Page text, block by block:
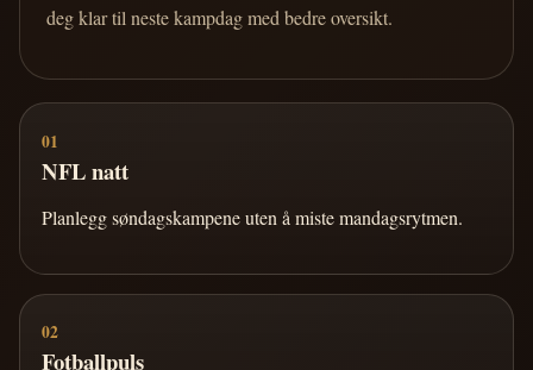
deg klar til neste kampdag med bedre oversikt.
01
NFL natt
Planlegg søndagskampene uten å miste mandagsrytmen.
02
Fotballpuls